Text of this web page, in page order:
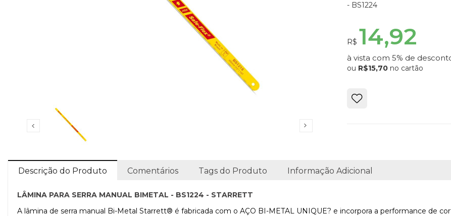
- BS1224
R$ 14,92
à vista com 5% de
ou R$15,70 no cartão
Descrição do Produto Comentários Tags do Produto Informação Adicional
LÂMINA PARA SERRA MANUAL BIMETAL - BS1224 - STARRETT
A lâmina de serra manual Bi-Metal Starrett® é fabricada com o AÇO BI-METAL UNIQUE? e incorpora a performance de